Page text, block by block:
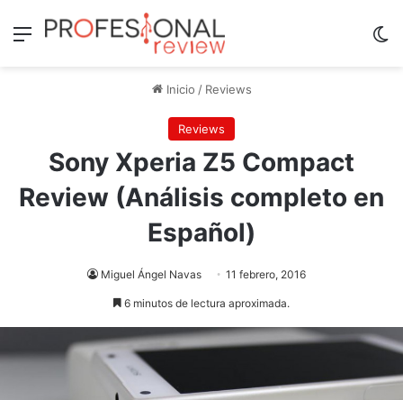
Menú
Inicio / Reviews
Reviews
Sony Xperia Z5 Compact
Review (Análisis completo en
Español)
Miguel Ángel Navas 11 febrero, 2016
6 minutos de lectura aproximada.